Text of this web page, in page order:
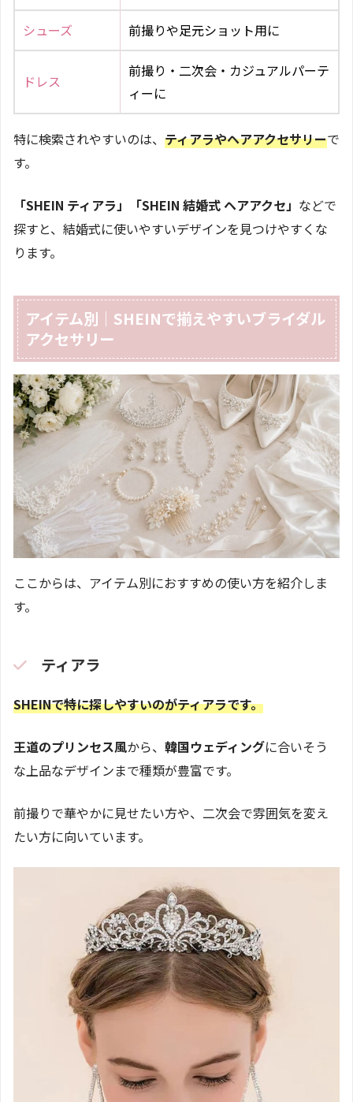
シューズ 前撮りや足元ショット用に
ドレス
前撮り・二次会・カジュアルパーテ
ィーに
特に検索されやすいのは、 ティアラやヘアアクセサリーで
す。
「SHEIN ティアラ」「SHEIN 結婚式 ヘアアクセ」 などで
探すと、結婚式に使いやすいデザインを見つけやすくな
ります。
アイテム別｜SHEINで揃えやすいブライダル
アクセサリー
ここからは、アイテム別におすすめの使い方を紹介しま
す。
ティアラ
SHEINで特に探しやすいのがティアラです。
王道のプリンセス風から、 韓国ウェディングに合いそう
な上品なデザインまで種類が豊富です。
前撮りで華やかに見せたい方や、二次会で雰囲気を変え
たい方に向いています。